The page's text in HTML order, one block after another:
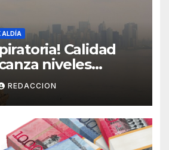
ALDÍA
Calidad
niveles
NYC
REDACCION